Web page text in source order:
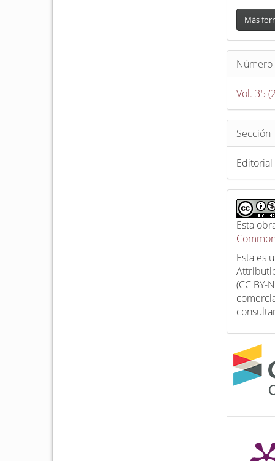
Más
Número
Vol. 35
Sección
Editorial
Esta
Esta es
(CC BY-